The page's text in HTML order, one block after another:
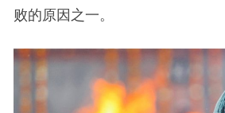
败的原因之一。